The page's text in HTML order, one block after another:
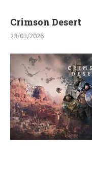
Crimson Desert
23/03/2026